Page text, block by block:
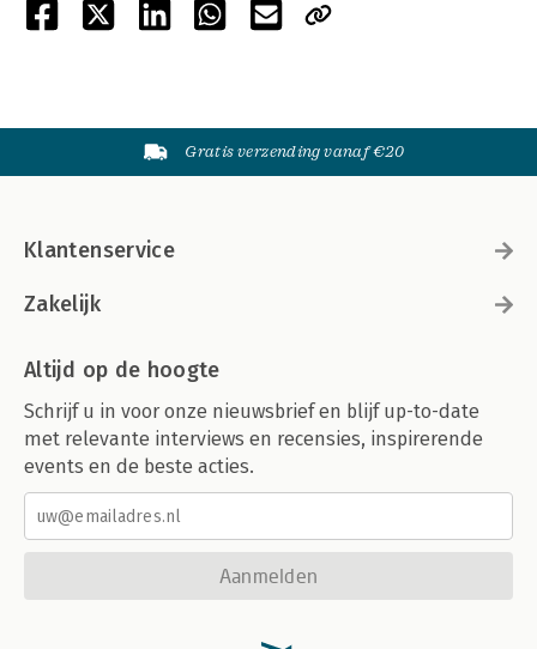
Gratis verzending vanaf €20
Klantenservice
Zakelijk
Altijd op de hoogte
Schrijf u in voor onze nieuwsbrief en blijf up-to-date
met relevante interviews en recensies, inspirerende
events en de beste acties.
Aanmelden